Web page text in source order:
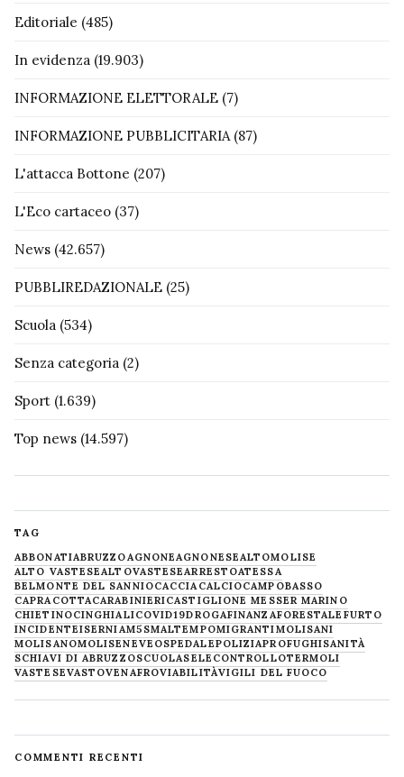
Editoriale (485)
In evidenza (19.903)
INFORMAZIONE ELETTORALE (7)
INFORMAZIONE PUBBLICITARIA(87)
L'attacca Bottone (207)
L'Eco cartaceo (37)
News (42.657)
PUBBLIREDAZIONALE (25)
Scuola (534)
Senza categoria (2)
Sport (1.639)
Top news (14.597)
TAG
ABBONATIABRUZZOAGNONEAGNONESEALTOMOLISE
ALTO VASTESEALTOVASTESEARRESTOATESSA
BELMONTE DEL SANNIOCACCIACALCIOCAMPOBASSO
CAPRACOTTACARABINIERICASTIGLIONE MESSER MARINO
CHIETINOCINGHIALICOVID19DROGAFINANZAFORESTALE FURTO
INCIDENTEISERNIAM5SMALTEMPOMIGRANTIMOLISANI
MOLISANOMOLISENEVE OSPEDALEPOLIZIAPROFUGHISANITÀ
SCHIAVI DI ABRUZZOSCUOLASELECONTROLLOTERMOLI
VASTESEVASTOVENAFROVIABILITÀVIGILI DEL FUOCO
COMMENTI RECENTI